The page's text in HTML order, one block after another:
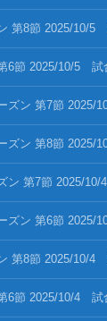
第8節 2025/10/5
6節 2025/10/5 試
ズン 第7節 2025/
ズン 第8節 2025/
ン 第7節 2025/10/
ズン 第6節 2025/
第8節 2025/10/4
6節 2025/10/4 試